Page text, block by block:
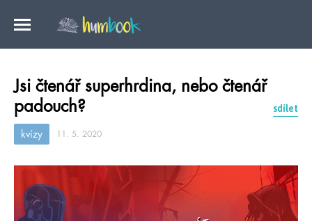
Jsi čtenář superhrdina, nebo čtenář
padouch?
sdílet
kvízy 11. 5. 2020